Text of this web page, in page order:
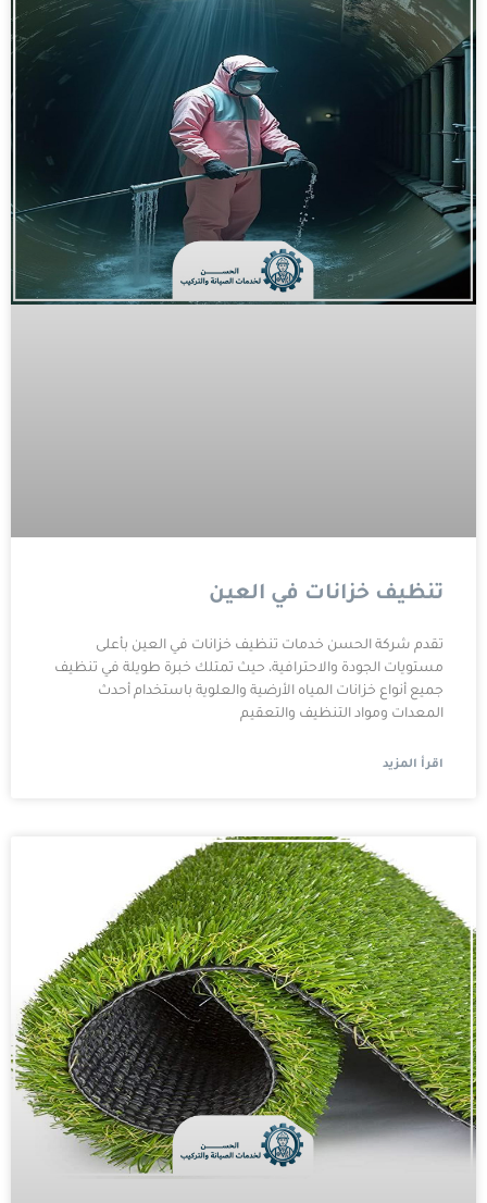
تنظيف خزانات في العين
تقدم شركة الحسن خدمات تنظيف خزانات في العين بأعلى
مستويات الجودة والاحترافية، حيث تمتلك خبرة طويلة في تنظيف
جميع أنواع خزانات المياه الأرضية والعلوية باستخدام أحدث
المعدات ومواد التنظيف والتعقيم
اقرأ المزيد